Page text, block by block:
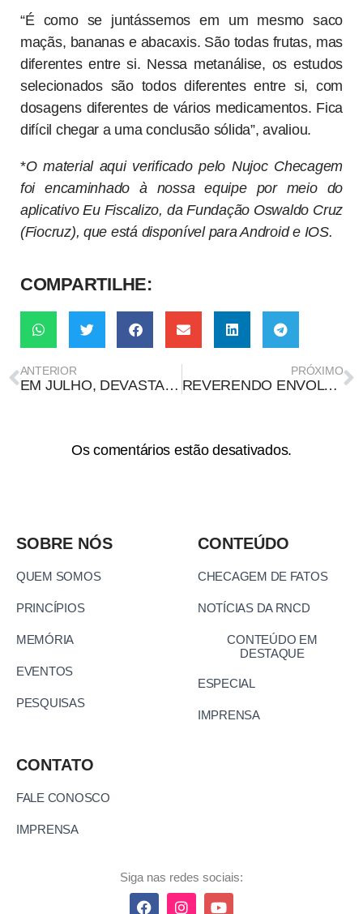
“É como se juntássemos em um mesmo saco
maçãs, bananas e abacaxis. São todas frutas, mas
diferentes entre si. Nessa metanálise, os estudos
selecionados são todos diferentes entre si, com
dosagens diferentes de vários medicamentos. Fica
difícil chegar a uma conclusão sólida”, avaliou.
*O material aqui verificado pelo Nujoc Checagem
foi encaminhado à nossa equipe por meio do
aplicativo Eu Fiscalizo, da Fundação Oswaldo Cruz
(Fiocruz), que está disponível para Android e IOS.
COMPARTILHE:
ANTERIOR
EM JULHO, DEVASTAÇÃO CAI MAIS ONDE EXÉRCITO NÃO ATUA
PRÓXIMO
REVERENDO ENVOLVIDO NO ESCÂNDALO DA COMPRA DE VACINAS PELO MINISTÉRIO DA SAÚDE TEM PERFIL CONTROVERSO – PARTE 3
Os comentários estão desativados.
SOBRE NÓS
QUEM SOMOS
PRINCÍPIOS
MEMÓRIA
EVENTOS
PESQUISAS
CONTEÚDO
CHECAGEM DE FATOS
NOTÍCIAS DA RNCD
CONTEÚDO EM
DESTAQUE
ESPECIAL
IMPRENSA
CONTATO
FALE CONOSCO
IMPRENSA
Siga nas redes sociais: